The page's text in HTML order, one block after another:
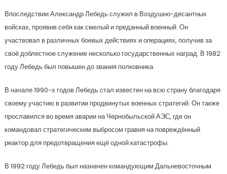
Впоследствии Александр Лебедь служил в Воздушно-десантных
войсках, проявив себя как смелый и преданный военный. Он
участвовал в различных боевых действиях и операциях, получив за
своё доблестное служение несколько государственных наград. В 1982
году Лебедь был повышен до звания полковника.
В начале 1990-х годов Лебедь стал известен на всю страну благодаря
своему участию в развитии продвинутых военных стратегий. Он также
прославился во время аварии на Чернобыльской АЭС, где он
командовал стратегическим выбросом гравия на повреждённый
реактор для предотвращения ещё одной катастрофы.
В 1992 году Лебедь был назначен командующим Дальневосточным